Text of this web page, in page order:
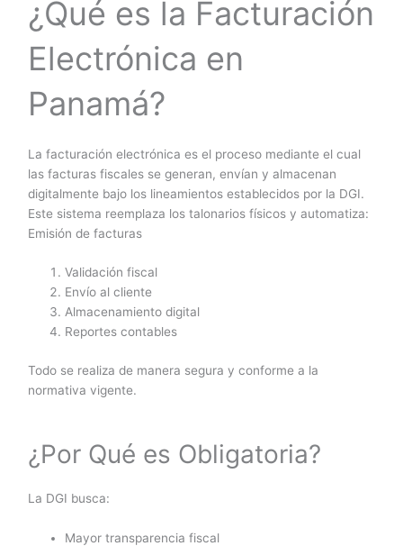
¿Qué es la Facturación
Electrónica en
Panamá?
La facturación electrónica es el proceso mediante el cual
las facturas fiscales se generan, envían y almacenan
digitalmente bajo los lineamientos establecidos por la DGI.
Este sistema reemplaza los talonarios físicos y automatiza:
Emisión de facturas
Validación fiscal
Envío al cliente
Almacenamiento digital
Reportes contables
Todo se realiza de manera segura y conforme a la
normativa vigente.
¿Por Qué es Obligatoria?
La DGI busca:
Mayor transparencia fiscal